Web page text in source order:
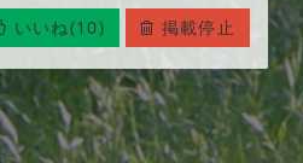
いいね(10) 掲載停止